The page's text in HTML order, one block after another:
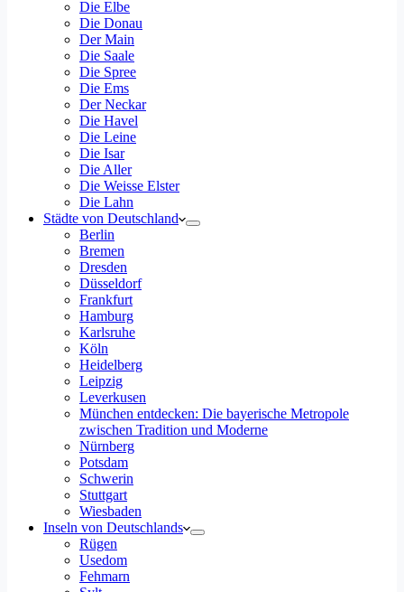
Die Elbe
Die Donau
Der Main
Die Saale
Die Spree
Die Ems
Der Neckar
Die Havel
Die Leine
Die Isar
Die Aller
Die Weisse Elster
Die Lahn
Städte von Deutschland
Berlin
Bremen
Dresden
Düsseldorf
Frankfurt
Hamburg
Karlsruhe
Köln
Heidelberg
Leipzig
Leverkusen
München entdecken: Die bayerische Metropole
zwischen Tradition und Moderne
Nürnberg
Potsdam
Schwerin
Stuttgart
Wiesbaden
Inseln von Deutschlands
Rügen
Usedom
Fehmarn